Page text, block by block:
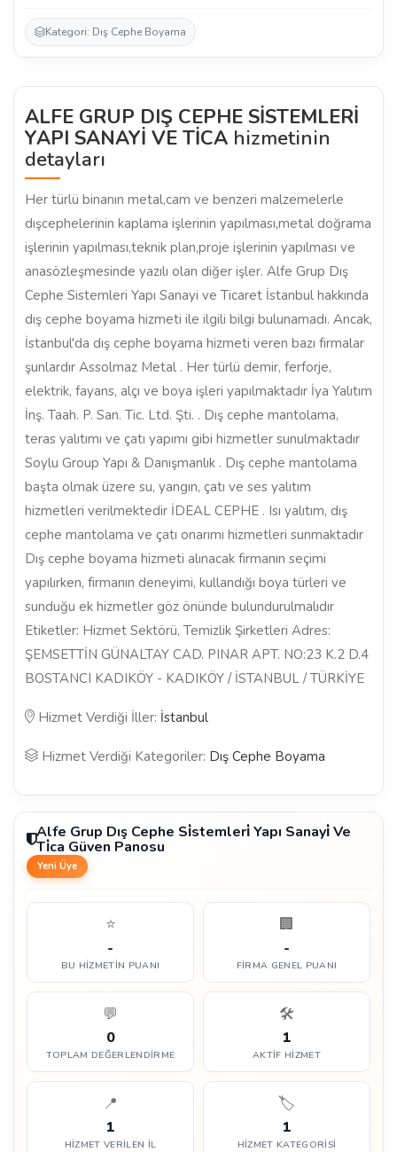
Kategori: Dış Cephe Boyama
ALFE GRUP DIŞ CEPHE SİSTEMLERİ
YAPI SANAYİ VE TİCA hizmetinin
detayları
Her türlü binanın metal,cam ve benzeri malzemelerle
dışcephelerinin kaplama işlerinin yapılması,metal doğrama
işlerinin yapılması,teknik plan,proje işlerinin yapılması ve
anasözleşmesinde yazılı olan diğer işler. Alfe Grup Dış
Cephe Sistemleri Yapı Sanayi ve Ticaret İstanbul hakkında
dış cephe boyama hizmeti ile ilgili bilgi bulunamadı. Ancak,
İstanbul'da dış cephe boyama hizmeti veren bazı firmalar
şunlardır Assolmaz Metal . Her türlü demir, ferforje,
elektrik, fayans, alçı ve boya işleri yapılmaktadır İya Yalıtım
İnş. Taah. P. San. Tic. Ltd. Şti. . Dış cephe mantolama,
teras yalıtımı ve çatı yapımı gibi hizmetler sunulmaktadır
Soylu Group Yapı & Danışmanlık . Dış cephe mantolama
başta olmak üzere su, yangın, çatı ve ses yalıtım
hizmetleri verilmektedir İDEAL CEPHE . Isı yalıtım, dış
cephe mantolama ve çatı onarımı hizmetleri sunmaktadır
Dış cephe boyama hizmeti alınacak firmanın seçimi
yapılırken, firmanın deneyimi, kullandığı boya türleri ve
sunduğu ek hizmetler göz önünde bulundurulmalıdır
Etiketler: Hizmet Sektörü, Temizlik Şirketleri Adres:
ŞEMSETTİN GÜNALTAY CAD. PINAR APT. NO:23 K.2 D.4
BOSTANCI KADIKÖY - KADIKÖY / İSTANBUL / TÜRKİYE
Hizmet Verdiği İller: İstanbul
Hizmet Verdiği Kategoriler: Dış Cephe Boyama
Alfe Grup Dış Cephe Si̇stemleri̇ Yapı Sanayi̇ Ve
Ti̇ca Güven Panosu
Yeni Üye
⭐
-
BU HIZMETIN PUANI
🏢
-
FIRMA GENEL PUANI
💬
0
TOPLAM DEĞERLENDIRME
🛠️
1
AKTIF HIZMET
📍
1
HIZMET VERILEN İL
🏷️
1
HIZMET KATEGORISI